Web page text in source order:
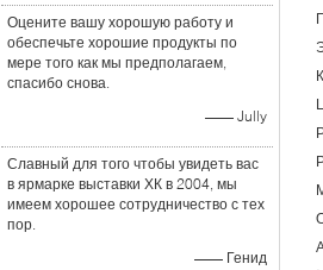
Оцените вашу хорошую работу и
обеспечьте хорошие продукты по
мере того как мы предполагаем,
спасибо снова.
—— Jully
Славный для того чтобы увидеть вас
в ярмарке выставки ХК в 2004, мы
имеем хорошее сотрудничество с тех
пор.
—— Генид